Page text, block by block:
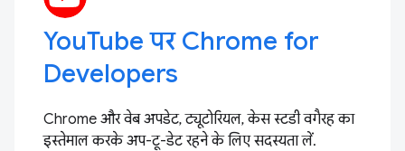
YouTube पर Chrome for
Developers
Chrome और वेब अपडेट, ट्यूटोरियल, केस स्टडी वगैरह का
इस्तेमाल करके अप-टू-डेट रहने के लिए सदस्यता लें.